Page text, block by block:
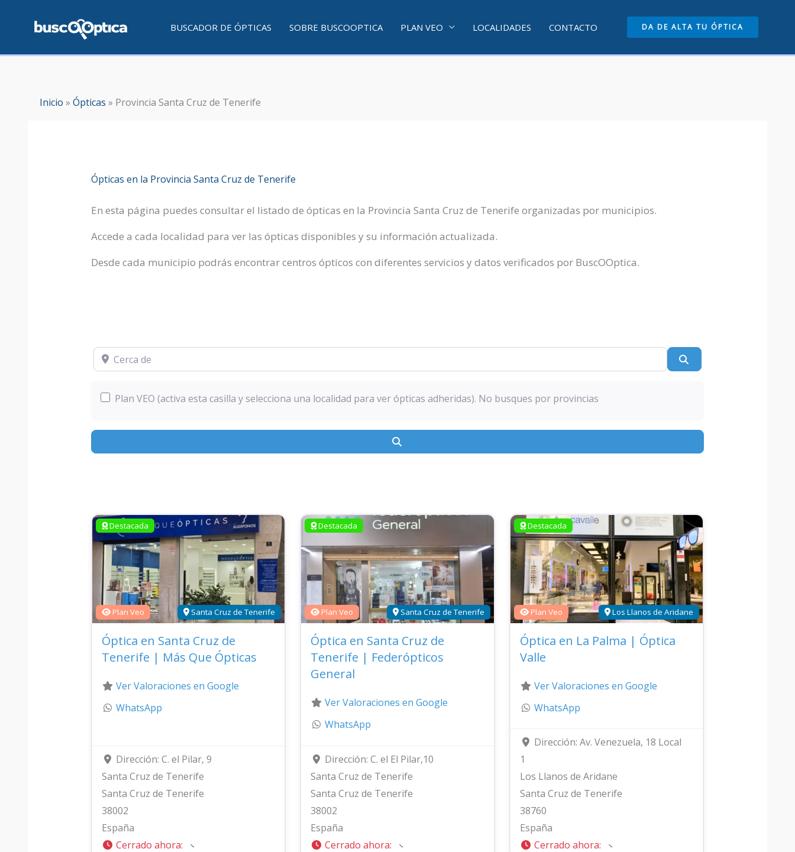
BUSCADOR DE ÓPTICAS SOBRE BUSCOOPTICA PLAN VEO LOCALIDADES CONTACTO DA DE ALTA TU ÓPTICA
Inicio » Ópticas » Provincia Santa Cruz de Tenerife
Ópticas en la Provincia Santa Cruz de Tenerife
En esta página puedes consultar el listado de ópticas en la Provincia Santa Cruz de Tenerife organizadas por municipios.
Accede a cada localidad para ver las ópticas disponibles y su información actualizada.
Desde cada municipio podrás encontrar centros ópticos con diferentes servicios y datos verificados por BuscOOptica.
Cerca de
Plan VEO (activa esta casilla y selecciona una localidad para ver ópticas adheridas). No busques por provincias
Destacada
Plan Veo Santa Cruz de Tenerife
Óptica en Santa Cruz de
Tenerife | Más Que Ópticas
Ver Valoraciones en Google
WhatsApp
Dirección: C. el Pilar, 9
Santa Cruz de Tenerife
Santa Cruz de Tenerife
38002
España
Cerrado ahora:
Destacada
Plan Veo Santa Cruz de Tenerife
Óptica en Santa Cruz de
Tenerife | Federópticos
General
Ver Valoraciones en Google
WhatsApp
Dirección:C. el El Pilar,10
Santa Cruz de Tenerife
Santa Cruz de Tenerife
38002
España
Cerrado ahora:
Destacada
Plan Veo Los Llanos de Aridane
Óptica en La Palma | Óptica
Valle
Ver Valoraciones en Google
WhatsApp
Dirección: Av. Venezuela, 18 Local
1
Los Llanos de Aridane
Santa Cruz de Tenerife
38760
España
Cerrado ahora: